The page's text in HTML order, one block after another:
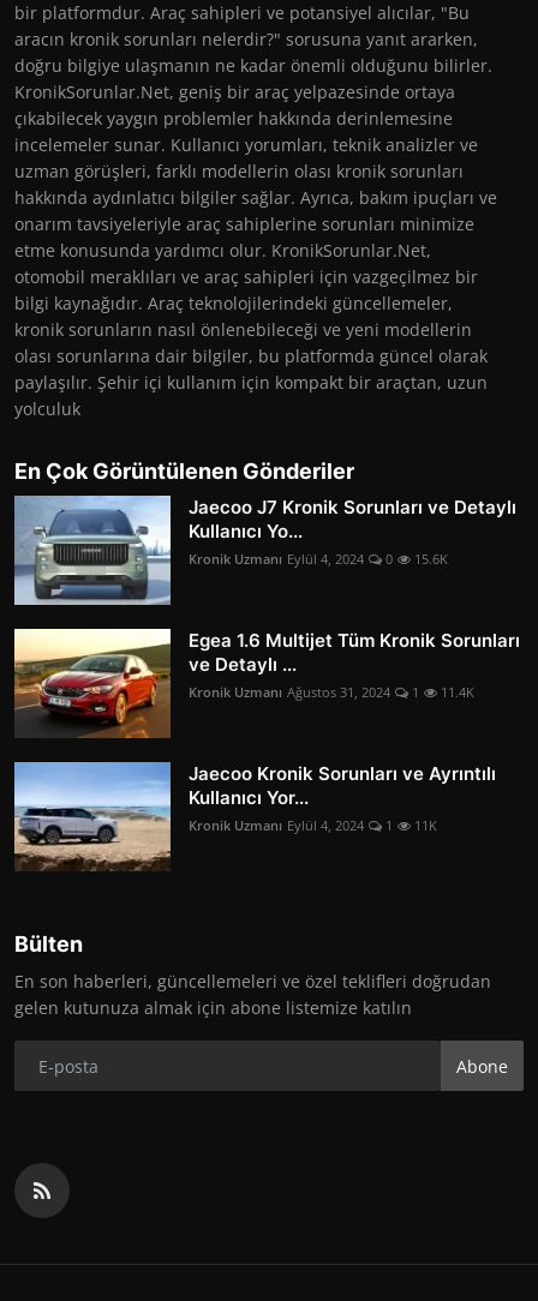
bir platformdur. Araç sahipleri ve potansiyel alıcılar, "Bu
aracın kronik sorunları nelerdir?" sorusuna yanıt ararken,
doğru bilgiye ulaşmanın ne kadar önemli olduğunu bilirler.
KronikSorunlar.Net, geniş bir araç yelpazesinde ortaya
çıkabilecek yaygın problemler hakkında derinlemesine
incelemeler sunar. Kullanıcı yorumları, teknik analizler ve
uzman görüşleri, farklı modellerin olası kronik sorunları
hakkında aydınlatıcı bilgiler sağlar. Ayrıca, bakım ipuçları ve
onarım tavsiyeleriyle araç sahiplerine sorunları minimize
etme konusunda yardımcı olur. KronikSorunlar.Net,
otomobil meraklıları ve araç sahipleri için vazgeçilmez bir
bilgi kaynağıdır. Araç teknolojilerindeki güncellemeler,
kronik sorunların nasıl önlenebileceği ve yeni modellerin
olası sorunlarına dair bilgiler, bu platformda güncel olarak
paylaşılır. Şehir içi kullanım için kompakt bir araçtan, uzun
yolculuk
En Çok Görüntülenen Gönderiler
Jaecoo J7 Kronik Sorunları ve Detaylı
Kullanıcı Yo...
Kronik Uzmanı Eylül 4, 2024 0 15.6K
Egea 1.6 Multijet Tüm Kronik Sorunları
ve Detaylı ...
Kronik Uzmanı Ağustos 31, 2024 1 11.4K
Jaecoo Kronik Sorunları ve Ayrıntılı
Kullanıcı Yor...
Kronik Uzmanı Eylül 4, 2024 1 11K
Bülten
En son haberleri, güncellemeleri ve özel teklifleri doğrudan
gelen kutunuza almak için abone listemize katılın
Abone